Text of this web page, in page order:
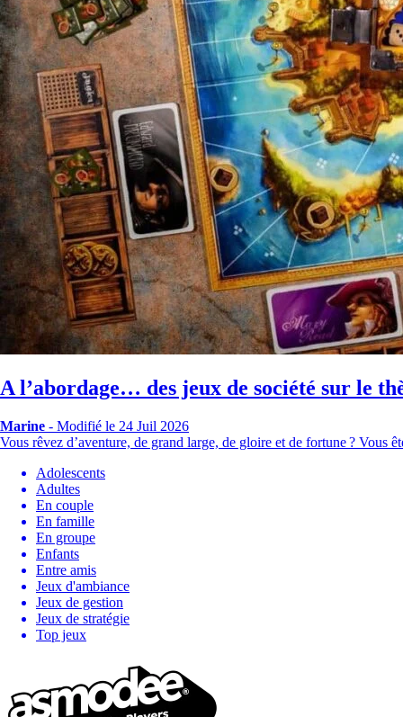
A l’abordage… des jeux de société sur le
Marine - Modifié le 24 Juil 2026
Vous rêvez d’aventure, de grand large, de gloire et de fortune ? Vous
Adolescents
Adultes
En couple
En famille
En groupe
Enfants
Entre amis
Jeux d'ambiance
Jeux de gestion
Jeux de stratégie
Top jeux